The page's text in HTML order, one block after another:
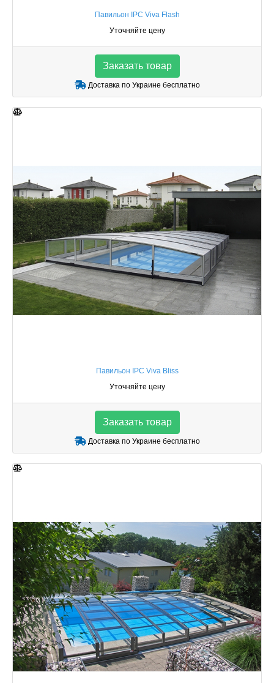
Павильон IPC Viva Flash
Уточняйте цену
Заказать товар
Доставка по Украине бесплатно
Павильон IPC Viva Bliss
Уточняйте цену
Заказать товар
Доставка по Украине бесплатно